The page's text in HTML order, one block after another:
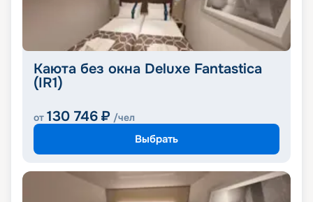
Каюта без окна Deluxe Fantastica
(IR1)
от 130 746 ₽ /чел
Выбрать